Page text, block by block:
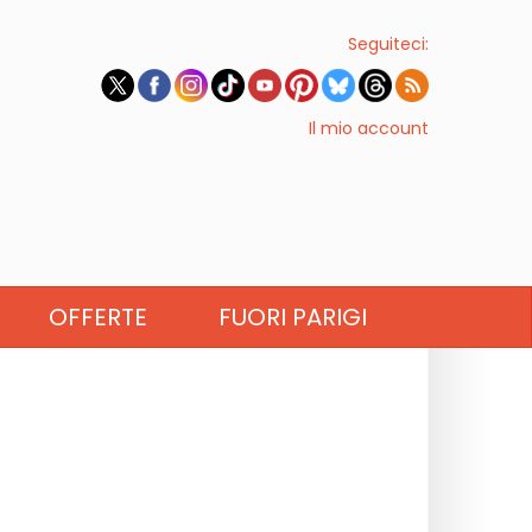
Seguiteci:
Il mio account
OFFERTE FUORI PARIGI